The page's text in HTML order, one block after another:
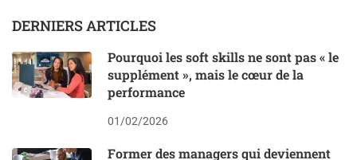
DERNIERS ARTICLES
Pourquoi les soft skills ne sont pas « le
supplément », mais le cœur de la
performance
01/02/2026
Former des managers qui deviennent